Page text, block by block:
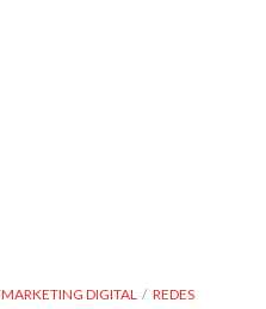
MARKETING DIGITAL
REDES